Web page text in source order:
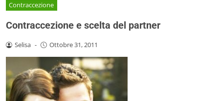
Contraccezione
Contraccezione e scelta del partner
Selisa - Ottobre 31, 2011